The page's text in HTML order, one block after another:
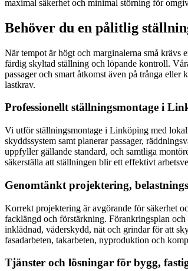
maximal säkerhet och minimal störning för
Behöver du en pålitlig
När tempot är högt och marginalerna små krävs
färdig skyltad ställning och löpande kontroll.
passager och smart åtkomst även på trånga
lastkrav.
Professionellt ställningsmontage i
Vi utför ställningsmontage i Linköping med
skyddssystem samt planerar passager,
uppfyller gällande standard, och samtliga
säkerställa att ställningen blir ett effektivt
Genomtänkt projektering,
Korrekt projektering är avgörande för säkerhet
facklängd och förstärkning. Förankringsplan
inklädnad, väderskydd, nät och grindar för att
fasadarbeten, takarbeten, nyproduktion och
Tjänster och lösningar för bygg,